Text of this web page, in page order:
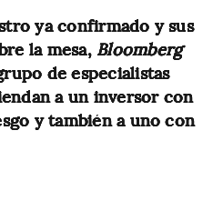
ya confirmado y sus
la mesa,Bloomberg
de especialistas
a un inversor con
y también a uno con